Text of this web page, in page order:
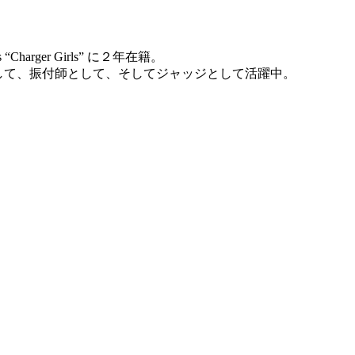
Girls” に２年在籍。
、振付師として、そしてジャッジとして活躍中。